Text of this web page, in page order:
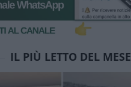
IL PIÙ LETTO DEL MESE